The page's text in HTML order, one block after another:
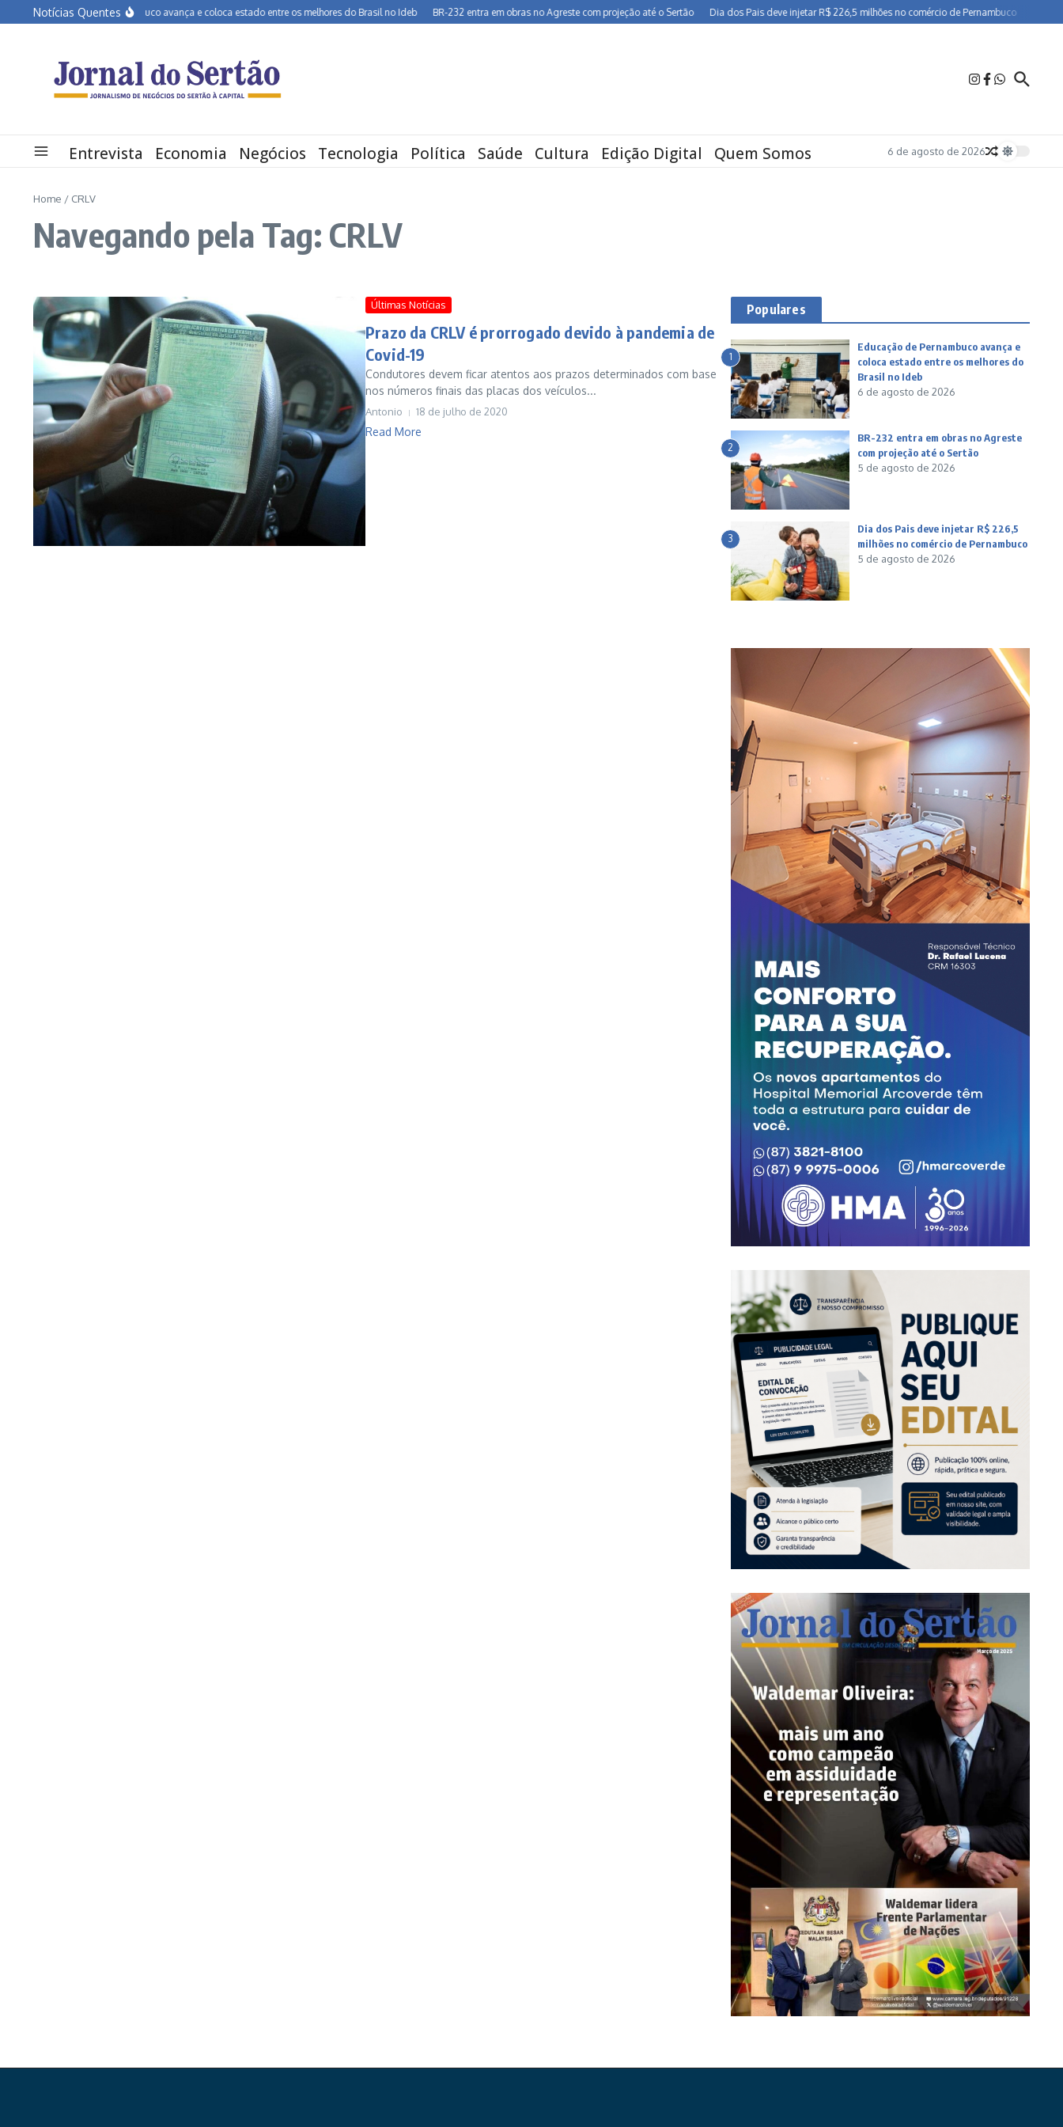
Ir para o conteúdo
Notícias Quentes
Educação de Pernambuco avança e coloca estado entre os melhores do Brasil no Ideb BR-232 entra em obras no Agreste com projeção até o Sertão Dia dos Pais deve injetar R$ 226,5 milhões no comércio de Pernambuco Cartórios
Entrevista Economia Negócios Tecnologia Política Saúde Cultura Edição Digital Quem Somos 6 de agosto de 2026
Home / CRLV
Navegando pela Tag: CRLV
Últimas Notícias
Prazo da CRLV é prorrogado devido à pandemia de
Covid-19
Condutores devem ficar atentos aos prazos determinados com base
nos números finais das placas dos veículos...
Antonio 18 de julho de 2020
Read More
Populares
1
Educação de Pernambuco avança e
coloca estado entre os melhores do
Brasil no Ideb
6 de agosto de 2026
2
BR-232 entra em obras no Agreste
com projeção até o Sertão
5 de agosto de 2026
3
Dia dos Pais deve injetar R$ 226,5
milhões no comércio de Pernambuco
5 de agosto de 2026